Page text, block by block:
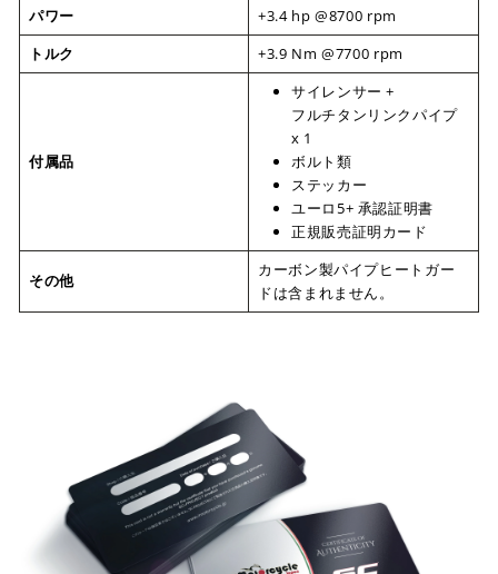
パワー
+3.4 hp @8700 rpm
トルク
+3.9 Nm @7700 rpm
付属品
サイレンサー +
フルチタンリンクパイプ
x 1
ボルト類
ステッカー
ユーロ5+ 承認証明書
正規販売証明カード
その他
カーボン製パイプヒートガー
ドは含まれません。